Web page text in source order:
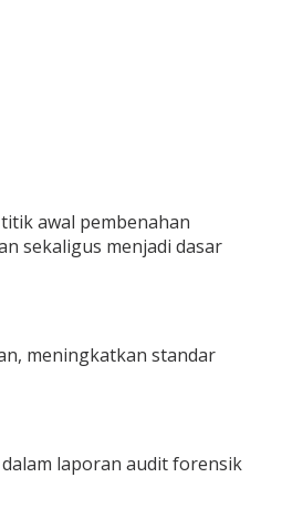
awal pembenahan
sekaligus menjadi dasar
meningkatkan standar
laporan audit forensik